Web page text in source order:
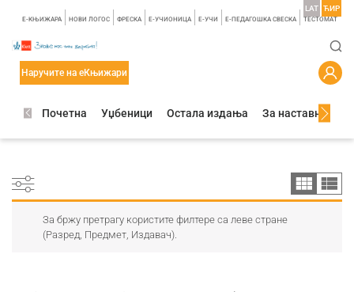
E-КЊИЖАРА НОВИ ЛОГОС ФРЕСКА E-УЧИОНИЦА E-УЧИ Е-ПЕДАГОШКА СВЕСКА TЕСТОМАТ
LAT ЋИР
Наручите на еКњижари
Почетна Уџбеници Остала издања За наставнике
За бржу претрагу користите филтере са леве стране
(Разред, Предмет, Издавач).